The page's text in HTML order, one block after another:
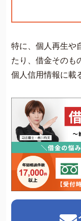
特に、個人再生や
たり、借金そのも
個人信用情報に載